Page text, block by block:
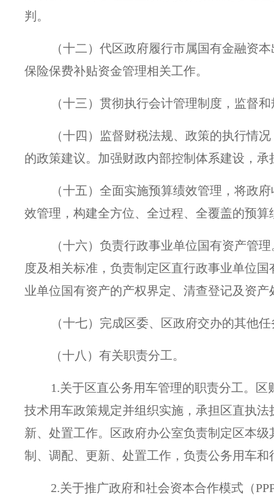
判。
（十二）代区政府履行市属国有金融资
保险保费补贴资金管理相关工作。
（十三）贯彻执行会计管理制度，监督
（十四）监督财税法规、政策的执行情
的政策建议。加强财政内部控制体系建设，
（十五）全面实施预算绩效管理，将政
效管理，构建全方位、全过程、全覆盖的预
（十六）负责行政事业单位国有资产管
度及相关标准，负责制定区直行政事业单位
业单位国有资产的产权界定、清查登记及资产
（十七）完成区委、区政府交办的其他
（十八）有关职责分工。
1.关于区直公务用车管理的职责分工。
技术用车政策规定并组织实施，承担区直执
新、处置工作。区政府办公室负责制定区本
制、调配、更新、处置工作，负责公务用车
2.关于推广政府和社会资本合作模式（